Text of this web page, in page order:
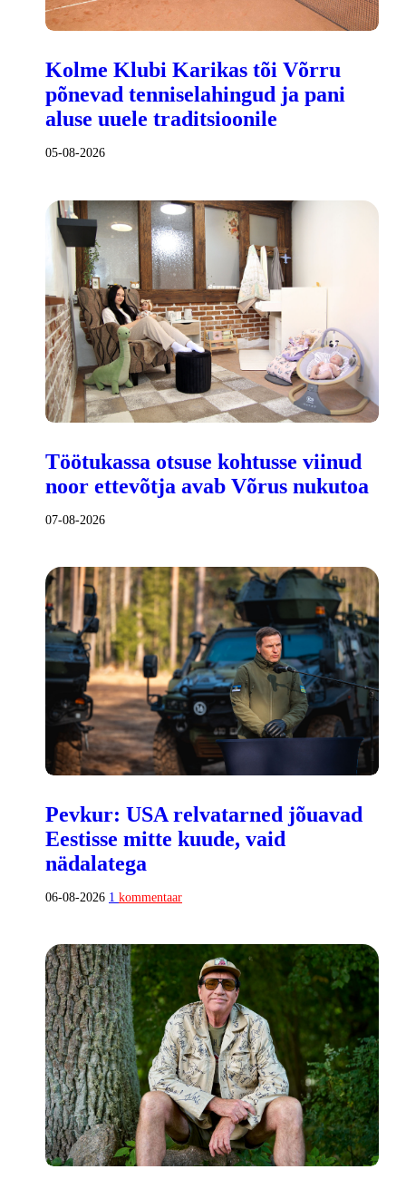
Kolme Klubi Karikas tõi Võrru
põnevad tenniselahingud ja pani
aluse uuele traditsioonile
05-08-2026
Töötukassa otsuse kohtusse viinud
noor ettevõtja avab Võrus nukutoa
07-08-2026
Pevkur: USA relvatarned jõuavad
Eestisse mitte kuude, vaid
nädalatega
06-08-2026 1 kommentaar